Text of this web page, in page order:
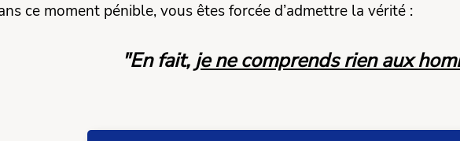
ce moment pénible, vous êtes forcée d’admettre la vérité :
"En fait,je ne comprends rien aux